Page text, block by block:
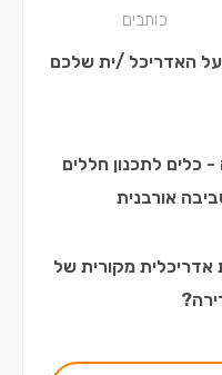
כותבים
האדריכל /ית שלכם
כלים לתכנון חללים
אורבנית
אדריכלית מקורית של